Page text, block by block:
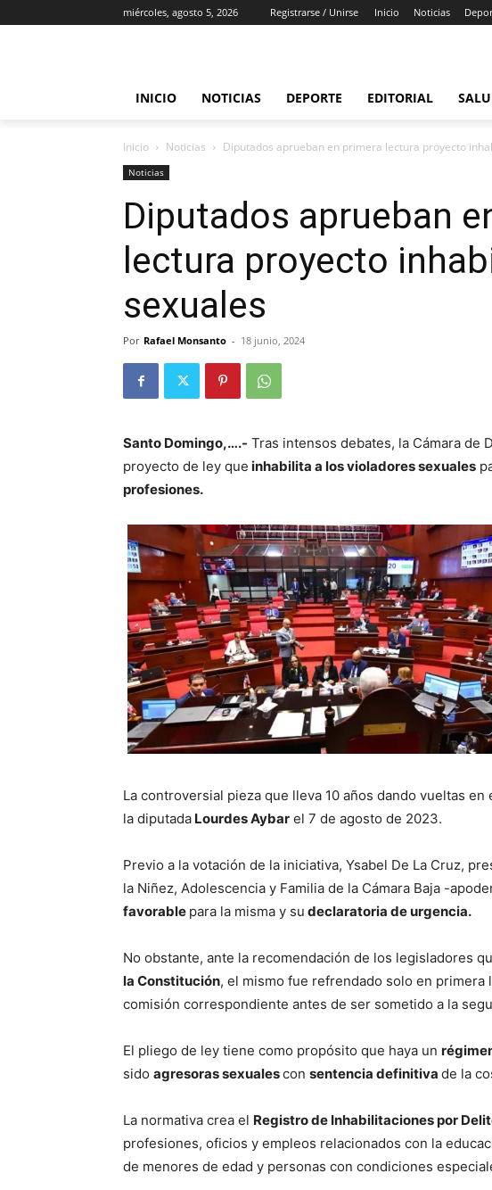
miércoles, agosto 5, 2026 Registrarse / Unirse Inicio Noticias
INICIO NOTICIAS DEPORTE EDITORIAL
Inicio Noticias Diputados aprueban en primera lectura proyecto
Noticias
Diputados aprueban
lectura proyecto
sexuales
Por Rafael Monsanto - 18 junio, 2024
Santo Domingo,….- Tras intensos debates, la Cámara
proyecto de ley que inhabilita a los violadores sexuales
profesiones.
La controversial pieza que lleva 10 años dando vueltas
la diputada Lourdes Aybar el 7 de agosto de 2023.
Previo a la votación de la iniciativa, Ysabel De La Cruz,
la Niñez, Adolescencia y Familia de la Cámara Baja -
favorable para la misma y su declaratoria de urgencia.
No obstante, ante la recomendación de los legisladores
la Constitución, el mismo fue refrendado solo en
comisión correspondiente antes de ser sometido a la
El pliego de ley tiene como propósito que haya un
sido agresoras sexualescon sentencia definitiva de la
La normativa crea el Registro de Inhabilitaciones por
profesiones, oficios y empleos relacionados con la
de menores de edad y personas con condiciones